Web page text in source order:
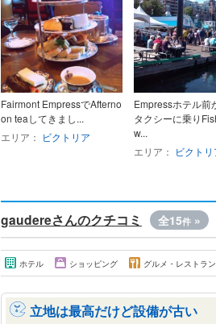
Fairmont EmpressでAfterno
on teaしてきまし...
エリア： ビクトリア
Empressホテル前
タクシーに乗り
w...
エリア： ビクトリ
gaudereさんのクチコミ 全15件 »
ホテル ショッピング グルメ・レストラン
立地は最高だけど設備が古い